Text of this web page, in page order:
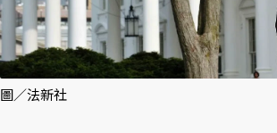
圖／法新社